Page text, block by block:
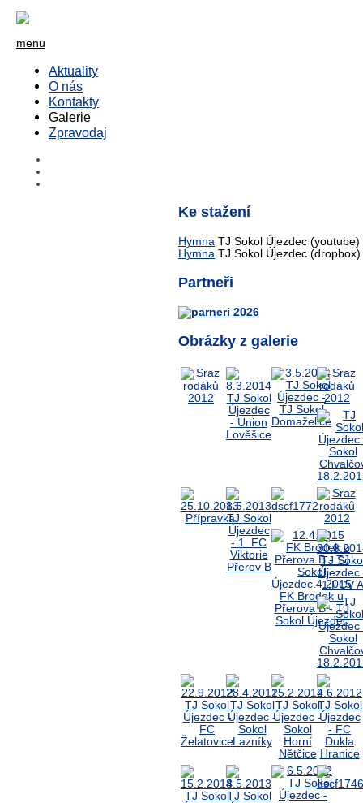
menu
Aktuality
O nás
Kontakty
Galerie
Zpravodaj
Ke stažení
Hymna TJ Sokol Újezdec (youtube)
Hymna TJ Sokol Újezdec (dropbox)
Partneři
Obrázky z galerie